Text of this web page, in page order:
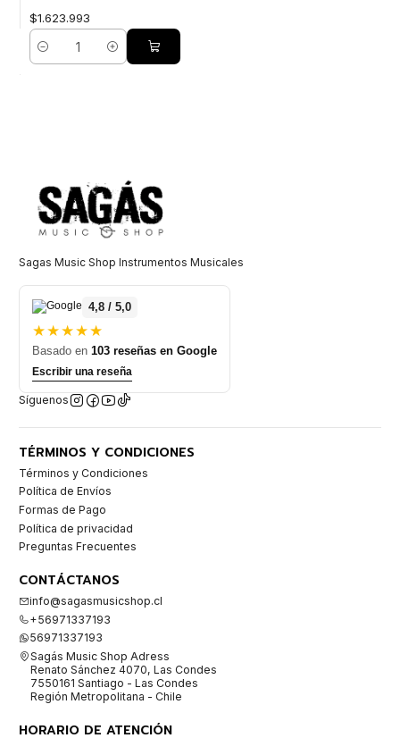
$1.623.993
Cantidad
Sagas Music Shop Instrumentos Musicales
4,8 / 5,0
★★★★★
Basado en 103 reseñas en Google
Escribir una reseña
Síguenos
TÉRMINOS Y CONDICIONES
Términos y Condiciones
Política de Envíos
Formas de Pago
Política de privacidad
Preguntas Frecuentes
CONTÁCTANOS
info@sagasmusicshop.cl
+56971337193
56971337193
Sagás Music Shop Adress
Renato Sánchez 4070, Las Condes
7550161 Santiago - Las Condes
Región Metropolitana - Chile
HORARIO DE ATENCIÓN